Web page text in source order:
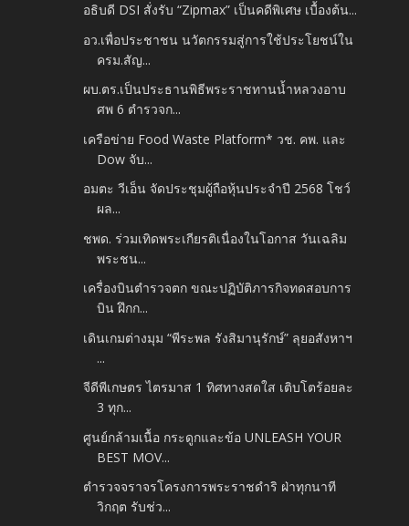
อธิบดี DSI สั่งรับ “Zipmax” เป็นคดีพิเศษ เบื้องต้น...
อว.เพื่อประชาชน นวัตกรรมสู่การใช้ประโยชน์ใน
ครม.สัญ...
ผบ.ตร.เป็นประธานพิธีพระราชทานน้ำหลวงอาบ
ศพ 6 ตำรวจก...
เครือข่าย Food Waste Platform* วช. คพ. และ
Dow จับ...
อมตะ วีเอ็น จัดประชุมผู้ถือหุ้นประจำปี 2568 โชว์
ผล...
ชพด. ร่วมเทิดพระเกียรติเนื่องในโอกาส วันเฉลิม
พระชน...
เครื่องบินตำรวจตก ขณะปฏิบัติภารกิจทดสอบการ
บิน ฝึกก...
เดินเกมต่างมุม “พีระพล รังสิมานุรักษ์” ลุยอสังหาฯ
...
จีดีพีเกษตร ไตรมาส 1 ทิศทางสดใส เติบโตร้อยละ
3 ทุก...
ศูนย์กล้ามเนื้อ กระดูกและข้อ UNLEASH YOUR
BEST MOV...
ตำรวจจราจรโครงการพระราชดำริ ฝ่าทุกนาที
วิกฤต รับช่ว...